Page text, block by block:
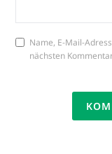
Name, E-Mail-
nächsten